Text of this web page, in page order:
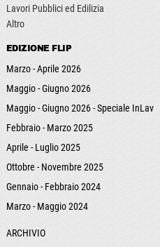
Lavori Pubblici ed Edilizia
Altro
EDIZIONE FLIP
Marzo - Aprile 2026
Maggio - Giugno 2026
Maggio - Giugno 2026 - Speciale InLav
Febbraio - Marzo 2025
Aprile - Luglio 2025
Ottobre - Novembre 2025
Gennaio - Febbraio 2024
Marzo - Maggio 2024
ARCHIVIO